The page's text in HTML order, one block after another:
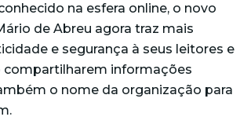
na esfera online, o novo
de Abreu agora traz mais
e segurança à seus leitores e
compartilharem informações
o nome da organização para